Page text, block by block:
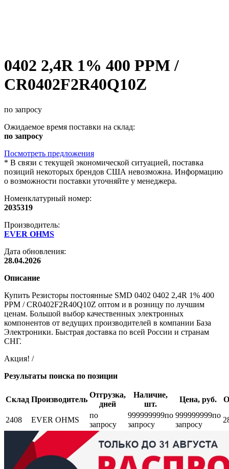
0402 2,4R 1% 400 PPM /
CR0402F2R40Q10Z
по запросу
Ожидаемое время поставки на склад:
по запросу
Посмотреть предложения
* В связи с текущей экономической ситуацией, поставка
позиций некоторых брендов США невозможна. Информацию
о возможности поставки уточняйте у менеджера.
Номенклатурный номер:
2035319
Производитель:
EVER OHMS
Дата обновления:
28.04.2026
Описание
Купить Резисторы постоянные SMD 0402 0402 2,4R 1% 400
PPM / CR0402F2R40Q10Z оптом и в розницу по лучшим
ценам. Большой выбор качественных электронных
компонентов от ведущих производителей в компании База
Электроники. Быстрая доставка по всей России и странам
СНГ.
Акция! /
Результаты поиска по позиции
Склад Производитель
Отгрузка,
дней
Наличие,
шт.
Цена, руб.
2408 EVER OHMS
по
запросу
999999999по
запросу
999999999по
запросу